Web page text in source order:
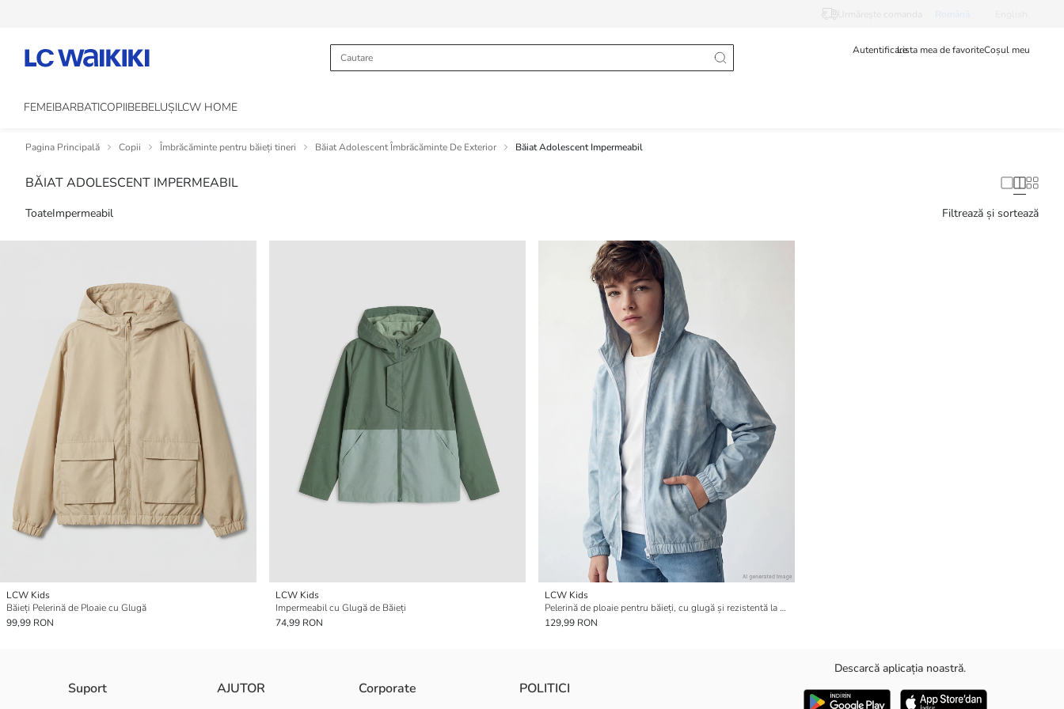
AutentificareLista mea de favoriteCoșul meu
FEMEIBARBATICOPIIBEBELUȘILCW HOME
Pagina Principală Copii Îmbrăcăminte pentru băieți tineri Băiat Adolescent Îmbrăcăminte De Exterior Băiat Adolescent Impermeabil
BĂIAT ADOLESCENT IMPERMEABIL
ToateImpermeabil Filtrează și sortează
LCW Kids
Băieți Pelerină de Ploaie cu Glugă
99,99 RON
LCW Kids
Impermeabil cu Glugă de Băieți
74,99 RON
LCW Kids
Pelerină de ploaie pentru băieți, cu glugă și rezistentă la apă
129,99 RON
Suport AJUTOR Corporate POLITICI
Descarcă aplicația noastră.